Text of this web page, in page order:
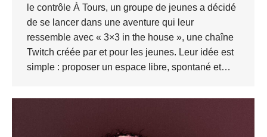
le contrôle À Tours, un groupe de jeunes a décidé
de se lancer dans une aventure qui leur
ressemble avec « 3×3 in the house », une chaîne
Twitch créée par et pour les jeunes. Leur idée est
simple : proposer un espace libre, spontané et…